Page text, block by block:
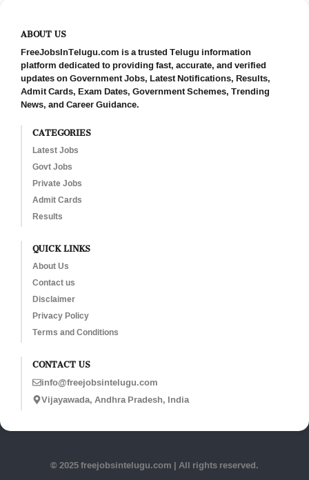
ABOUT US
FreeJobsInTelugu.com is a trusted Telugu information
platform dedicated to providing fast, accurate, and verified
updates on Government Jobs, Latest Notifications, Results,
Admit Cards, Exam Dates, Government Schemes, Trending
News, and Career Guidance.
CATEGORIES
Latest Jobs
Govt Jobs
Private Jobs
Admit Cards
Results
QUICK LINKS
About Us
Contact us
Disclaimer
Privacy Policy
Terms and Conditions
CONTACT US
info@freejobsintelugu.com
Vijayawada, Andhra Pradesh, India
© 2025 freejobsintelugu.com | All rights reserved.